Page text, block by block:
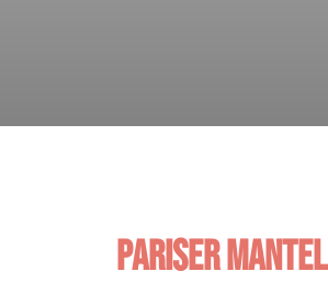
Pariser Mantel